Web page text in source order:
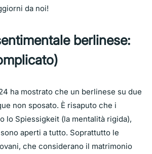
da noi!
berlinese:
ha mostrato che un berlinese su due
non sposato. È risaputo che i
lo Spiessigkeit (la mentalità rigida),
aperti a tutto. Soprattutto le
che considerano il matrimonio